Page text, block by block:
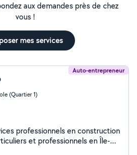
aux demandes près de chez
vous !
mes services
Auto-entrepreneur
(Quartier 1)
professionnels en construction
et professionnels en Île-